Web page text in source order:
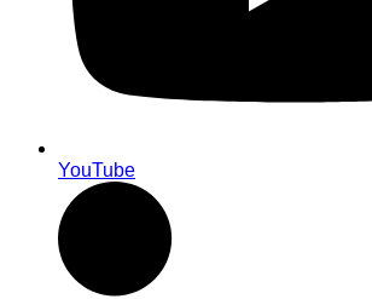
YouTube